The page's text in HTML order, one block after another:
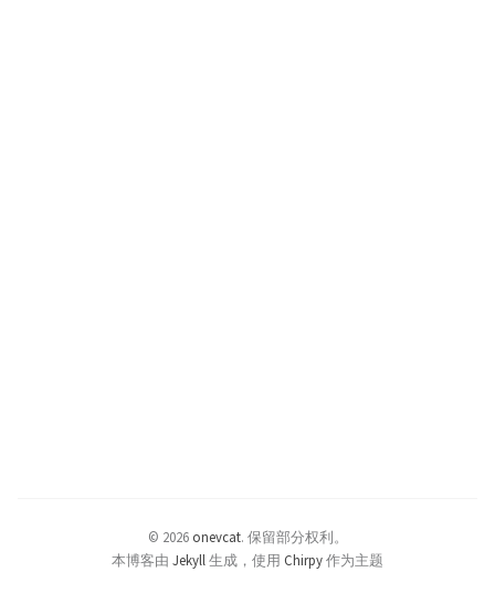
© 2026 onevcat. 保留部分权利。
本博客由 Jekyll 生成，使用 Chirpy作为主题